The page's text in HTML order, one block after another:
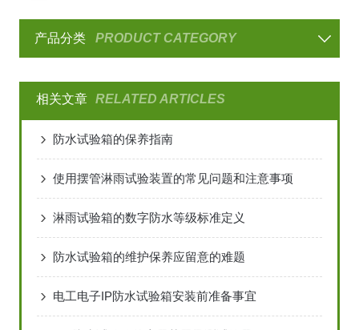
产品分类 PRODUCT CATEGORY
相关文章 RELATED ARTICLES
防水试验箱的保养指南
使用摆管淋雨试验装置的常见问题和注意事项
淋雨试验箱的数字防水等级标准定义
防水试验箱的维护保养应留意的难题
电工电子IP防水试验箱安装前准备事宜